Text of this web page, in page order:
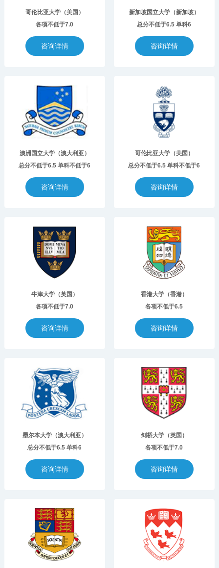
哥伦比亚大学（美国）
各项不低于7.0
咨询详情
新加坡国立大学（新加坡）
总分不低于6.5 单科6
咨询详情
澳洲国立大学（澳大利亚）
总分不低于6.5 单科不低于6
咨询详情
哥伦比亚大学（美国）
总分不低于6.5 单科不低于6
咨询详情
牛津大学（英国）
各项不低于7.0
咨询详情
香港大学（香港）
各项不低于6.5
咨询详情
墨尔本大学（澳大利亚）
总分不低于6.5 单科6
咨询详情
剑桥大学（英国）
各项不低于7.0
咨询详情